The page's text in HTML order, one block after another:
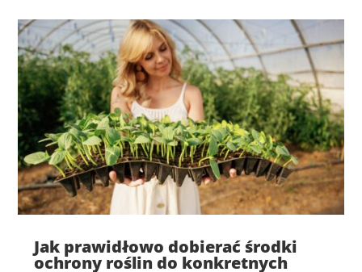
Jak prawidłowo dobierać środki
ochrony roślin do konkretnych